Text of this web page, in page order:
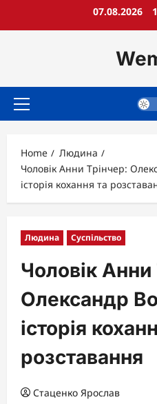
07.08.2026
Primary
Home
Людина
Чоловік Анни Трінчер:
історія кохання та
Людина Суспільство
Чоловік Анни
Олександр
історія
розставання
Стаценко Ярослав